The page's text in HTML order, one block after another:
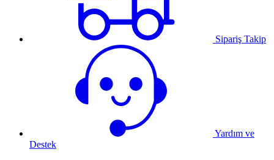
Sipariş Takip
Yardım ve
Destek